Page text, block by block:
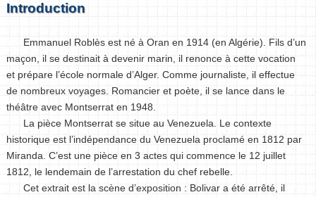
Introduction
Emmanuel Roblès est né à Oran en 1914 (en Algérie). Fils d’un
maçon, il se destinait à devenir marin, il renonce à cette vocation
et prépare l’école normale d’Alger. Comme journaliste, il effectue
de nombreux voyages. Romancier et poète, il se lance dans le
théâtre avec Montserrat en 1948.
La pièce Montserrat se situe au Venezuela. Le contexte
historique est l’indépendance du Venezuela proclamé en 1812 par
Miranda. C’est une pièce en 3 actes qui commence le 12 juillet
1812, le lendemain de l’arrestation du chef rebelle.
Cet extrait est la scène d’exposition : Bolivar a été arrêté, il